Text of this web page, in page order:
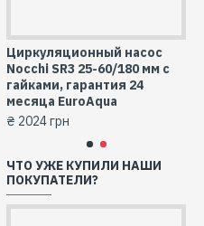
Циркуляционный насос
Nocchi SR3 25-60/180 мм с
гайками, гарантия 24
месяца EuroAqua
₴ 2024 грн
ЧТО УЖЕ КУПИЛИ НАШИ
ПОКУПАТЕЛИ?